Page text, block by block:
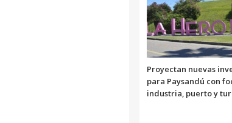
Proyectan nuevas
para Paysandú con
industria, puerto y